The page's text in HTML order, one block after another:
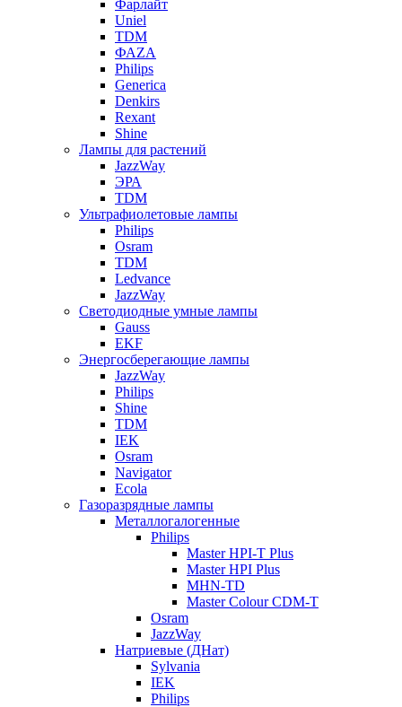
Фарлайт
Uniel
TDM
ФАZА
Philips
Generica
Denkirs
Rexant
Shine
Лампы для растений
JazzWay
ЭРА
TDM
Ультрафиолетовые лампы
Philips
Osram
TDM
Ledvance
JazzWay
Светодиодные умные лампы
Gauss
EKF
Энергосберегающие лампы
JazzWay
Philips
Shine
TDM
IEK
Osram
Navigator
Ecola
Газоразрядные лампы
Металлогалогенные
Philips
Master HPI-T Plus
Master HPI Plus
MHN-TD
Master Colour CDM-T
Osram
JazzWay
Натриевые (ДНат)
Sylvania
IEK
Philips